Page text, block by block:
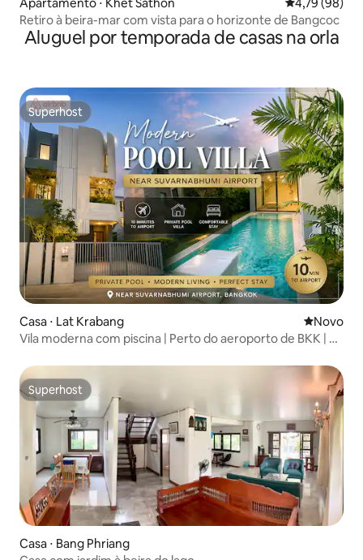
Retiro à beira-mar com vista para o horizonte de Bangcoc
Aluguel por temporada de casas na orla
Superhost
Superhost
Casa ⋅ Lat Krabang Novo
Novo
Vila moderna com piscina | Perto do aeroporto de BKK | 6
Superhost
Superhost
Casa ⋅ Bang Phriang